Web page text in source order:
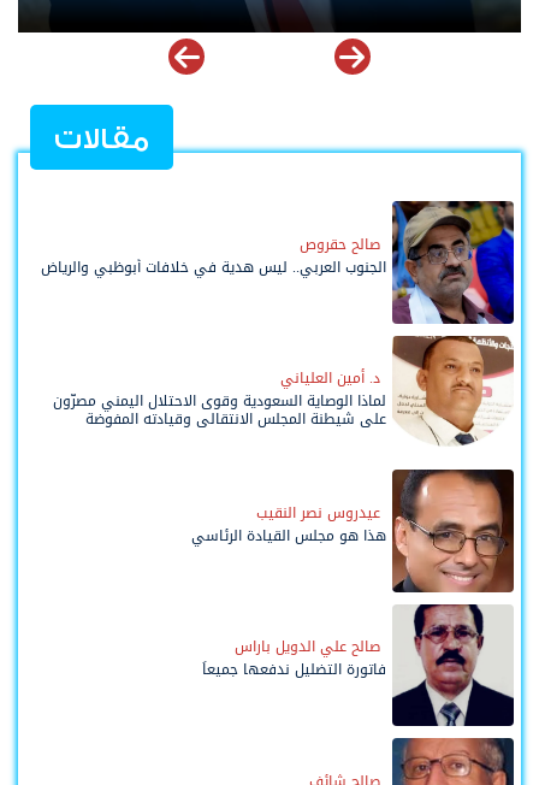
مقالات
صالح حقروص
الجنوب العربي.. ليس هدية في خلافات أبوظبي والرياض
د. أمين العلياني
لماذا الوصاية السعودية وقوى الاحتلال اليمني مصرّون
على شيطنة المجلس الانتقالي وقيادته المفوضة
عيدروس نصر النقيب
هذا هو مجلس القيادة الرئاسي
صالح علي الدويل باراس
فاتورة التضليل ندفعها جميعاً